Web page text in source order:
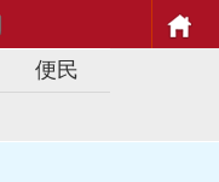
便民